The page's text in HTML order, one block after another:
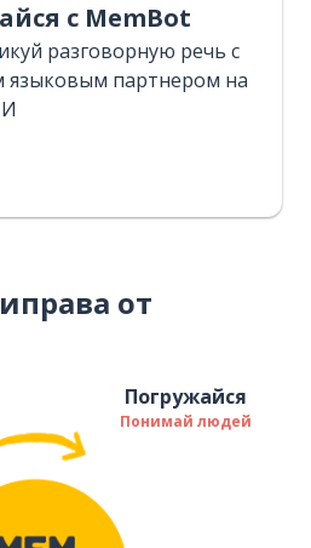
с MemBot
разговорную речь с
языковым партнером на
от
Погружайся
Понимай людей